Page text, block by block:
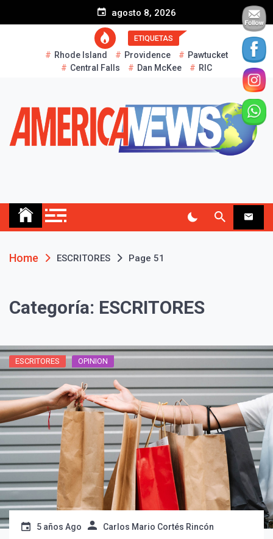
agosto 8, 2026
ETIQUETAS
Rhode Island Providence
Pawtucket
Central Falls
Dan McKee RIC
Home ESCRITORES Page 51
Categoría: ESCRITORES
ESCRITORES OPINION
5 años Ago Carlos Mario Cortés Rincón